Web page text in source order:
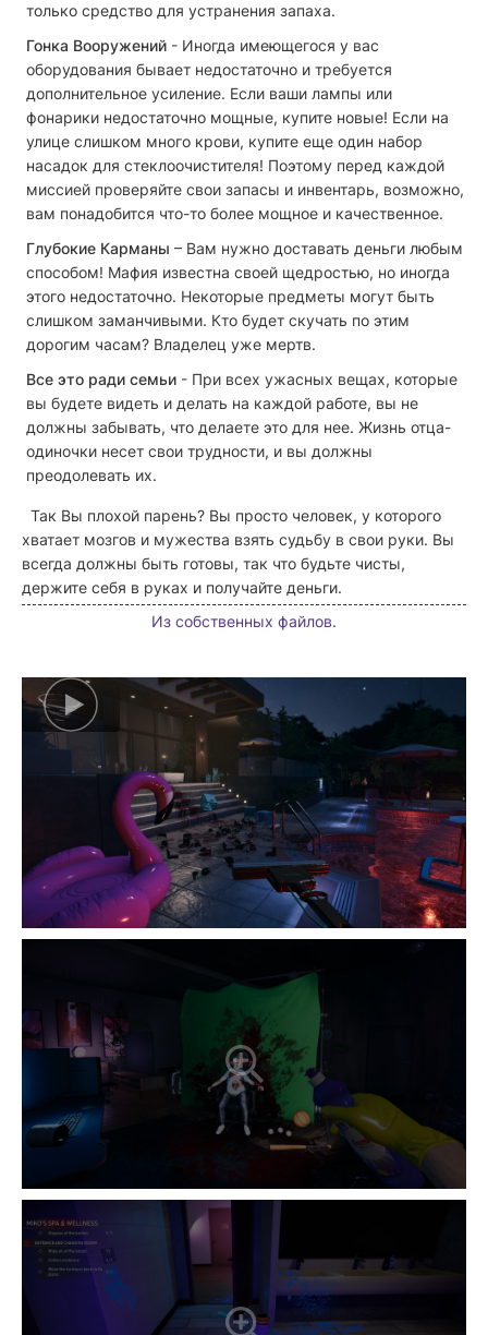
только средство для устранения запаха.
Гонка Вооружений - Иногда имеющегося у вас
оборудования бывает недостаточно и требуется
дополнительное усиление. Если ваши лампы или
фонарики недостаточно мощные, купите новые! Если на
улице слишком много крови, купите еще один набор
насадок для стеклоочистителя! Поэтому перед каждой
миссией проверяйте свои запасы и инвентарь, возможно,
вам понадобится что-то более мощное и качественное.
Глубокие Карманы – Вам нужно доставать деньги любым
способом! Мафия известна своей щедростью, но иногда
этого недостаточно. Некоторые предметы могут быть
слишком заманчивыми. Кто будет скучать по этим
дорогим часам? Владелец уже мертв.
Все это ради семьи - При всех ужасных вещах, которые
вы будете видеть и делать на каждой работе, вы не
должны забывать, что делаете это для нее. Жизнь отца-
одиночки несет свои трудности, и вы должны
преодолевать их.
Так Вы плохой парень? Вы просто человек, у которого
хватает мозгов и мужества взять судьбу в свои руки. Вы
всегда должны быть готовы, так что будьте чисты,
держите себя в руках и получайте деньги.
Из собственных файлов.